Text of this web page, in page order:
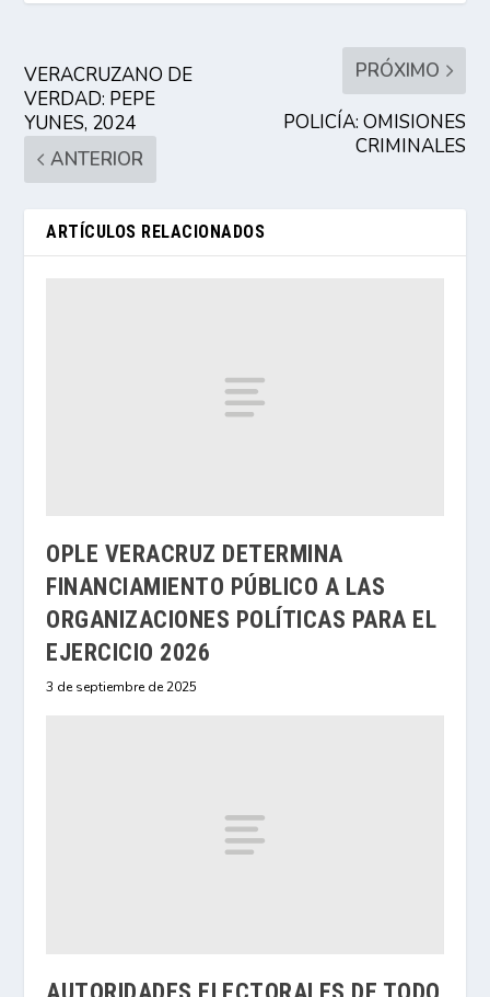
VERACRUZANO DE
VERDAD: PEPE
YUNES, 2024
ANTERIOR
PRÓXIMO
POLICÍA: OMISIONES
CRIMINALES
ARTÍCULOS RELACIONADOS
OPLE VERACRUZ DETERMINA
FINANCIAMIENTO PÚBLICO A LAS
ORGANIZACIONES POLÍTICAS PARA EL
EJERCICIO 2026
3 de septiembre de 2025